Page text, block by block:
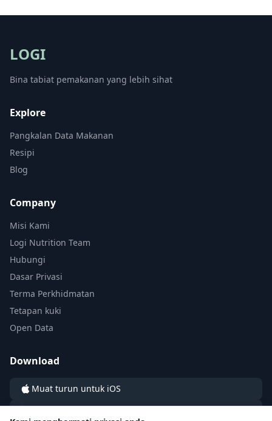
LOGI
Bina tabiat pemakanan yang lebih sihat
Explore
Pangkalan Data Makanan
Resipi
Blog
Company
Misi Kami
Logi Nutrition Team
Hubungi
Dasar Privasi
Terma Perkhidmatan
Tetapan kuki
Open Data
Download
Muat turun untuk iOS
Muat turun untuk Android